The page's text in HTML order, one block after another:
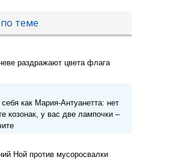
теме
раздражают цвета флага
как Мария-Антуанетта: нет
козонак, у вас две лампочки –
Ной против мусоросвалки